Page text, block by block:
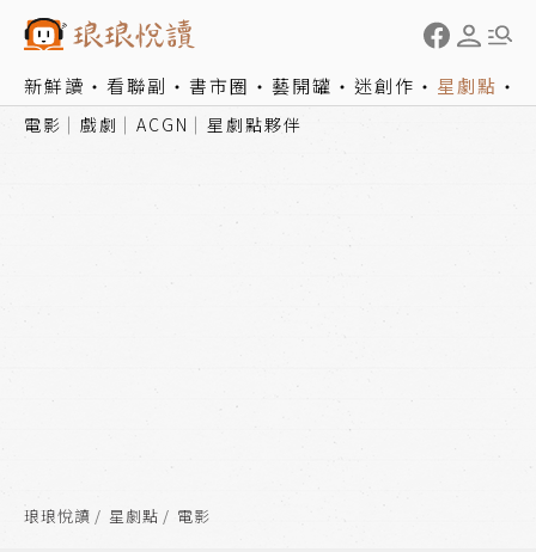
新鮮讀 看聯副 書市圈 藝開罐 迷創作 星劇點
電影 戲劇 ACGN 星劇點夥伴
琅琅悅讀 星劇點 電影